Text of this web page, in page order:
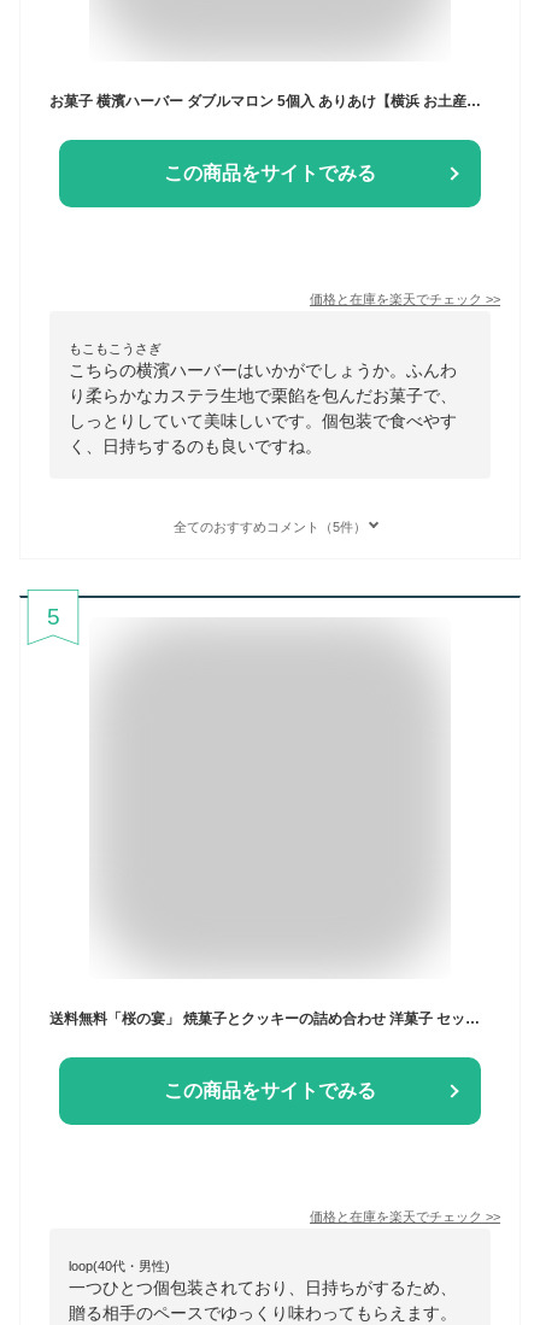
お菓子 横濱ハーバー ダブルマロン 5個入 ありあけ【横浜 お土産】｜横浜ハーバー 横浜 土産 焼菓子 おみやげ お菓子 洋菓子 お返し 挨拶 お礼 スイーツ 日持ち 小分け お返し 挨拶 冬ギフト 定番 帰省土産 お取り寄せ 手土産 贈り物 ギフト お取り寄せグルメ
この商品をサイトでみる
価格と在庫を楽天でチェック >>
もこもこうさぎ
こちらの横濱ハーバーはいかがでしょうか。ふんわ
り柔らかなカステラ生地で栗餡を包んだお菓子で、
しっとりしていて美味しいです。個包装で食べやす
く、日持ちするのも良いですね。
全てのおすすめコメント（5件）
5
送料無料「桜の宴」 焼菓子とクッキーの詰め合わせ 洋菓子 セット クッキー 進物 ギフト プレゼント 贈り物【お土産マップ神奈川】 御供 お土産 入学祝 内祝い 暑中お見舞い お彼岸 お供え お菓子 ギフト 50代 60代 70代 お歳暮 御歳暮 誕生日
この商品をサイトでみる
価格と在庫を楽天でチェック >>
loop(40代・男性)
一つひとつ個包装されており、日持ちがするため、
贈る相手のペースでゆっくり味わってもらえます。